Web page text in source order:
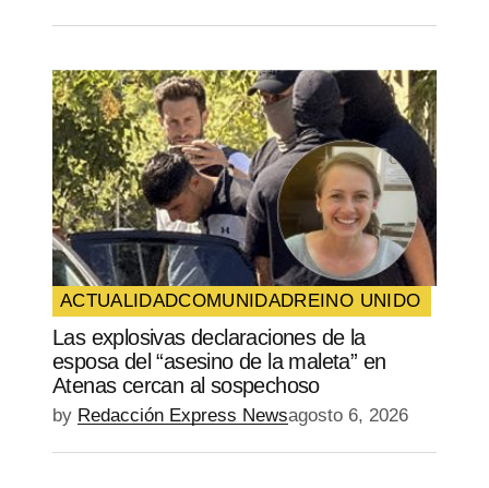
ACTUALIDADCOMUNIDADREINO UNIDO
Las explosivas declaraciones de la
esposa del “asesino de la maleta” en
Atenas cercan al sospechoso
by Redacción Express Newsagosto 6, 2026